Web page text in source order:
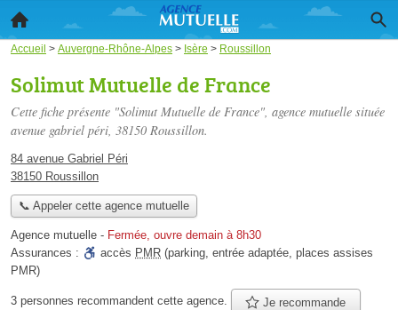
Accueil > Auvergne-Rhône-Alpes > Isère > Roussillon
Solimut Mutuelle de France
Cette fiche présente "Solimut Mutuelle de France", agence mutuelle située
avenue gabriel péri, 38150 Roussillon.
84 avenue Gabriel Péri
38150 Roussillon
📞 Appeler cette agence mutuelle
Agence mutuelle - Fermée, ouvre demain à 8h30
Assurances :
accès PMR (parking, entrée adaptée, places assises
PMR)
3 personnes recommandent cette agence. Je recommande